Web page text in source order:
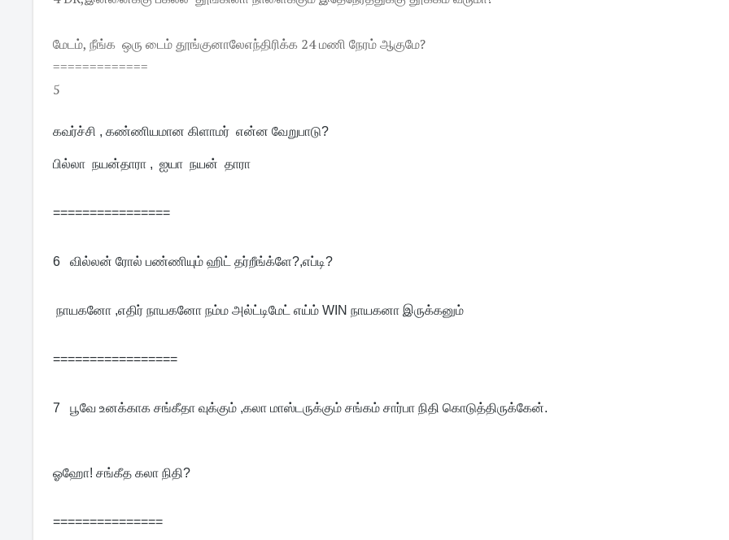
மேடம், நீங்க ஒரு டைம் தூங்குனாலேஎந்திரிக்க 24 மணி நேரம் ஆகுமே?
=============
5
கவர்ச்சி , கண்ணியமான கிளாமர் என்ன வேறுபாடு?
பில்லா நயன்தாரா , ஐயா நயன் தாரா
================
6 வில்லன் ரோல் பண்ணியும் ஹிட் தர்றீங்க்ளே?,எப்டி?
நாயகனோ ,எதிர் நாயகனோ நம்ம அல்ட்டிமேட் எய்ம் WIN நாயகனா இருக்கனும்
=================
7 பூவே உனக்காக சங்கீதா வுக்கும் ,கலா மாஸ்டருக்கும் சங்கம் சார்பா நிதி கொடுத்திருக்கேன்.
ஓஹோ! சங்கீத கலா நிதி?
===============